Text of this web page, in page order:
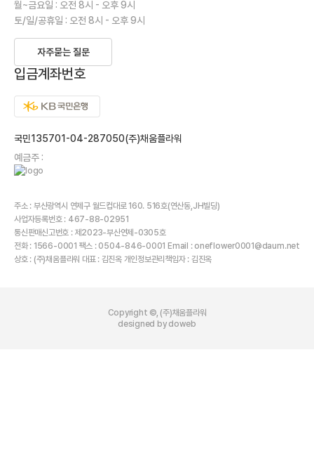
월~금요일 : 오전 8시 - 오후 9시
토/일/공휴일 : 오전 8시 - 오후 9시
자주묻는 질문
입금계좌번호
국민135701-04-287050(주)채움플라워
예금주 :
주소 : 부산광역시 연제구 월드컵대로 160. 516호(연산동,JH빌딩)
사업자등록번호 : 467-88-02951
통신판매신고번호 : 제2023-부산연제-0305호
전화 : 1566-0001 팩스 : 0504-846-0001 Email : oneflower0001@daum.net
상호 : (주)채움플라워 대표 : 김진옥 개인정보관리책임자 : 김진옥
Copyright ©, (주)채움플라워
designed by doweb